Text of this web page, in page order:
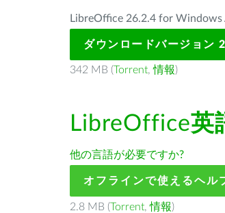
LibreOffice 26.2.4 for
ダウンロードバージョン
342 MB (Torrent,情報)
LibreOffice英
他の言語が必要ですか?
オフラインで使えるヘル
2.8 MB (Torrent,情報)